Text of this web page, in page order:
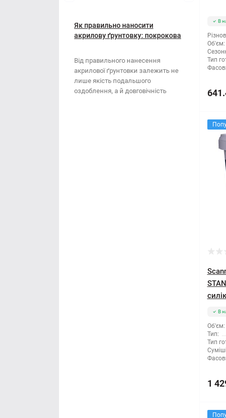
Наждачний папір
Стрічка
Викрутка
Губки для шліфування
Як правильно наносити
акрилову ґрунтовку: покрокова
Від правильного нанесення
акрилової ґрунтовки залежить не
лише якість подальшого
оздоблення, а й довговічність
В
Об'єм:
Тип
В
Об'єм:
Тип:
Тип
1